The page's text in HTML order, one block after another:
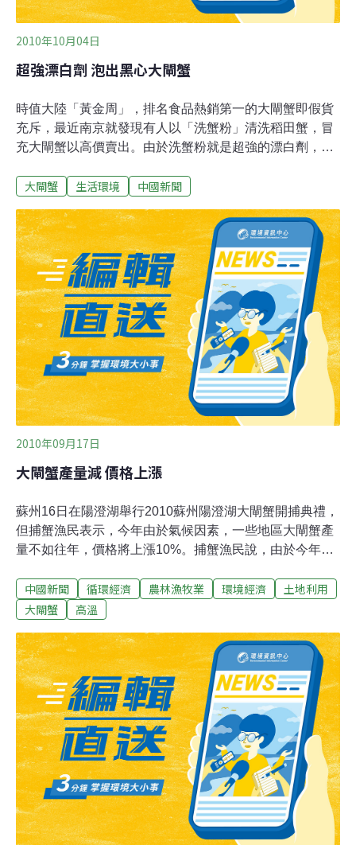
2010年10月04日
超強漂白劑 泡出黑心大閘蟹
時值大陸「黃金周」，排名食品熱銷第一的大閘蟹即假貨
充斥，最近南京就發現有人以「洗蟹粉」清洗稻田蟹，冒
充大閘蟹以高價賣出。由於洗蟹粉就是超強的漂白劑，經
這些小販都是接到訂單後才進行清洗動作，否則死了賣不
大閘蟹 生活環境 中國新聞
2010年09月17日
大閘蟹產量減 價格上漲
蘇州16日在陽澄湖舉行2010蘇州陽澄湖大閘蟹開捕典禮，
但捕蟹漁民表示，今年由於氣候因素，一些地區大閘蟹產
量不如往年，價格將上漲10%。捕蟹漁民說，由於今年
溫又升高了，達到攝氏39、40度，太熱也影響大閘蟹生
長，導致陽澄湖部份地區的大閘蟹產量不如往年。漁民也
50%和1/3，且蟹苗和人工費都上漲，預計今年的大閘蟹價
格要比去年上漲10%。
中國新聞 循環經濟 農林漁牧業 環境經濟
土地利用
大閘蟹
高溫